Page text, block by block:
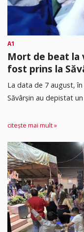
A1
Mort de beat la
fost prins la
​La data de 7 august,
Săvârșin au depistat
citește mai mult »